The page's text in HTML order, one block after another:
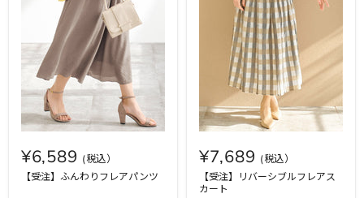
¥6,589
【受注】ふんわりフレアパンツ
¥7,689
【受注】リバーシブルフレアス
カート